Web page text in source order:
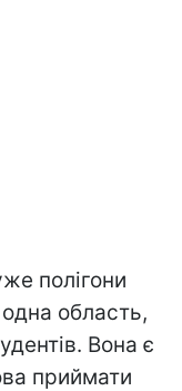
полігони
область,
Вона є
приймати